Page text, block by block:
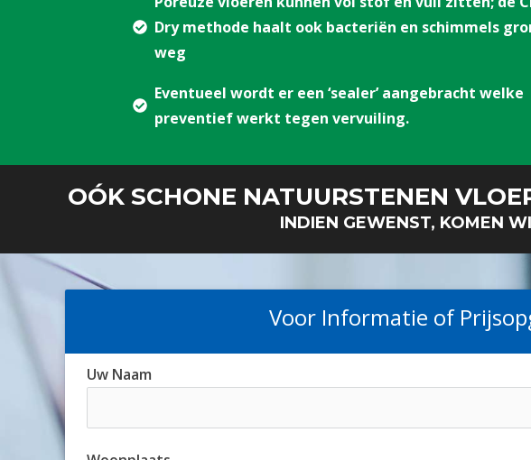
Dry methode haalt ook bacteriën en schimmels
weg
Eventueel wordt er een ‘sealer’ aangebracht welke
preventief werkt tegen vervuiling.
OÓK SCHONE NATUURSTENEN
INDIEN GEWENST, KOMEN
Voor Informatie of
Uw Naam